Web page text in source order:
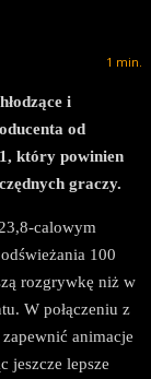
1 min.
i
od
który powinien
graczy.
calowym
100
rozgrywkę niż w
W połączeniu z
animacje
jeszcze lepsze